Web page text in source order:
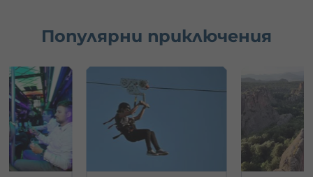
Популярни приключения